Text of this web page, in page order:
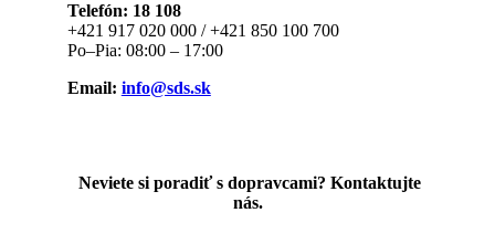
Telefón: 18 108
+421 917 020 000 / +421 850 100 700
Po–Pia: 08:00 – 17:00
Email: info@sds.sk
Neviete si poradiť s dopravcami? Kontaktujte
nás.